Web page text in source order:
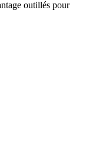
outillés pour